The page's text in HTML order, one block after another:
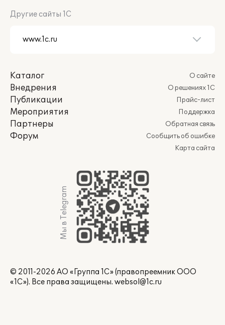
Другие сайты 1С
Каталог
Внедрения
Публикации
Мероприятия
Партнеры
Форум
О сайте
О решениях 1С
Прайс-лист
Поддержка
Обратная связь
Сообщить об ошибке
Карта сайта
Мы в Telegram
© 2011-2026 АО «Группа 1С» (правопреемник ООО
«1С»). Все права защищены. websol@1c.ru